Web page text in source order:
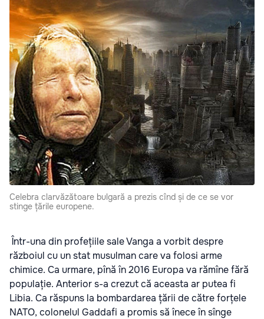
Celebra clarvăzătoare bulgară a prezis cînd și de ce se vor
stinge țările europene.
Într-una din profețiile sale Vanga a vorbit despre
războiul cu un stat musulman care va folosi arme
chimice. Ca urmare, pînă în 2016 Europa va rămîne fără
populație. Anterior s-a crezut că aceasta ar putea fi
Libia. Ca răspuns la bombardarea țării de către forțele
NATO, colonelul Gaddafi a promis să înece în sînge